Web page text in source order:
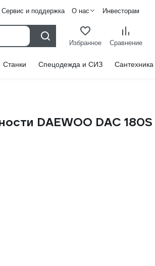
Сервис и поддержка О нас Инвесторам
Избранное Сравнение
Станки Спецодежда и СИЗ Сантехника
DAEWOO DAC 180S